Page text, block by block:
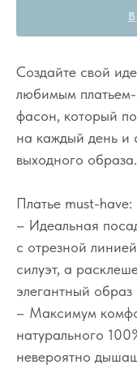
Создайте свой
любимым
фасон, который
на каждый день и
выходного образа.
Платье must-have:
– Идеальная
с отрезной
силуэт, а
элегантный образ
– Максимум
натурального
невероятно